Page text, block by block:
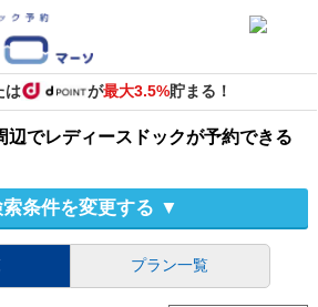
は が最大3.5%貯まる！
辺でレディースドックが予約できる
条件を変更する ▼
プラン一覧